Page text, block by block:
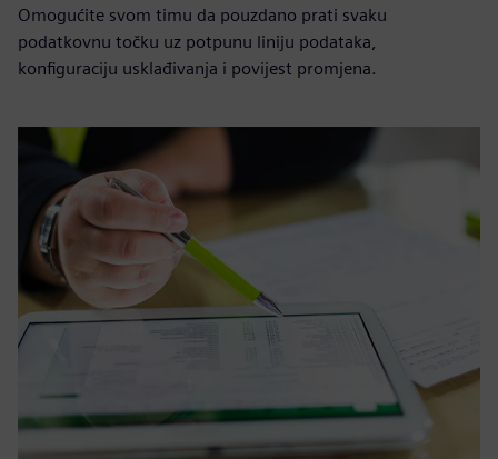
Omogućite svom timu da pouzdano prati svaku
podatkovnu točku uz potpunu liniju podataka,
konfiguraciju usklađivanja i povijest promjena.